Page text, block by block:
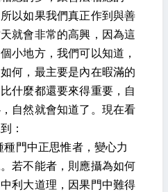
以如果我們真正作到與善
就會非常的高興，因為這
小地方，我們可以知道，
何，最主要是內在暇滿的
什麼都還要來得重要，自
自然就會知道了。現在看
：
種門中正思惟者，變心力
若不能者，則應攝為如何
利大道理，因果門中難得